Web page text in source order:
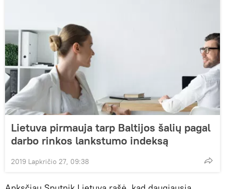
Lietuva pirmauja tarp Baltijos šalių pagal
darbo rinkos lankstumo indeksą
2019 Lapkričio 27, 09:38